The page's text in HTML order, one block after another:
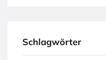
Schlagwörter